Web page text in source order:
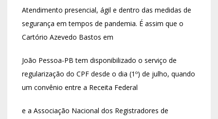
Atendimento presencial, ágil e dentro das medidas de
segurança em tempos de pandemia. É assim que o
Cartório Azevedo Bastos em
João Pessoa-PB tem disponibilizado o serviço de
regularização do CPF desde o dia (1º) de julho, quando
um convênio entre a Receita Federal
e a Associação Nacional dos Registradores de